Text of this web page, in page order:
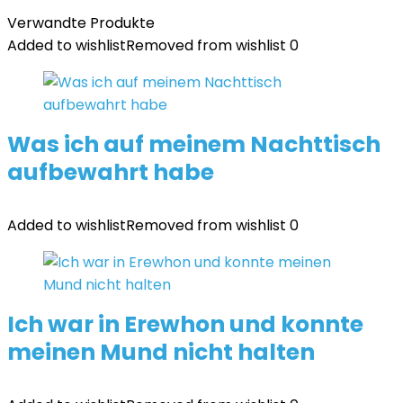
Verwandte Produkte
Added to wishlistRemoved from wishlist 0
Was ich auf meinem Nachttisch
aufbewahrt habe
Added to wishlistRemoved from wishlist 0
Ich war in Erewhon und konnte
meinen Mund nicht halten